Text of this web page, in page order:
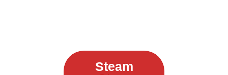
Steam